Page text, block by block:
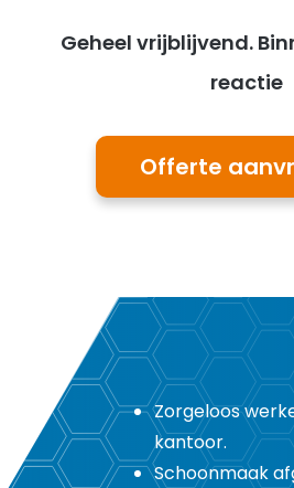
Geheel vrijblijvend.
reactie
Offerte
Zorgeloos
kantoor.
Schoonmaak